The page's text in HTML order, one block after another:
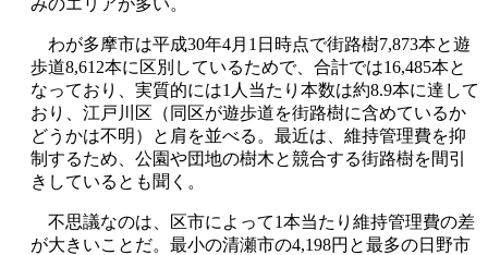
わが多摩市は平成30年4月1日時点で街路樹7,873本と遊
歩道8,612本に区別しているためで、合計では16,485本と
なっており、実質的には1人当たり本数は約8.9本に達して
おり、江戸川区（同区が遊歩道を街路樹に含めているか
どうかは不明）と肩を並べる。最近は、維持管理費を抑
制するため、公園や団地の樹木と競合する街路樹を間引
きしているとも聞く。
不思議なのは、区市によって1本当たり維持管理費の差
が大きいことだ。最小の清瀬市の4,198円と最多の日野市